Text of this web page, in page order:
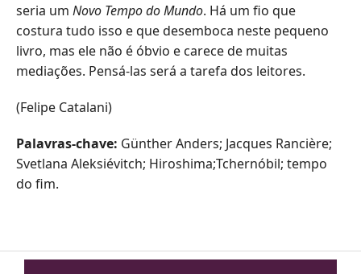
seria um Novo Tempo do Mundo. Há um fio que
costura tudo isso e que desemboca neste pequeno
livro, mas ele não é óbvio e carece de muitas
mediações. Pensá-las será a tarefa dos leitores.
(Felipe Catalani)
Palavras-chave: Günther Anders; Jacques Rancière;
Svetlana Aleksiévitch; Hiroshima;Tchernóbil; tempo
do fim.